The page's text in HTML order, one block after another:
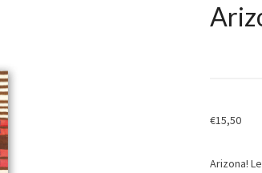
€15,50
Arizona!